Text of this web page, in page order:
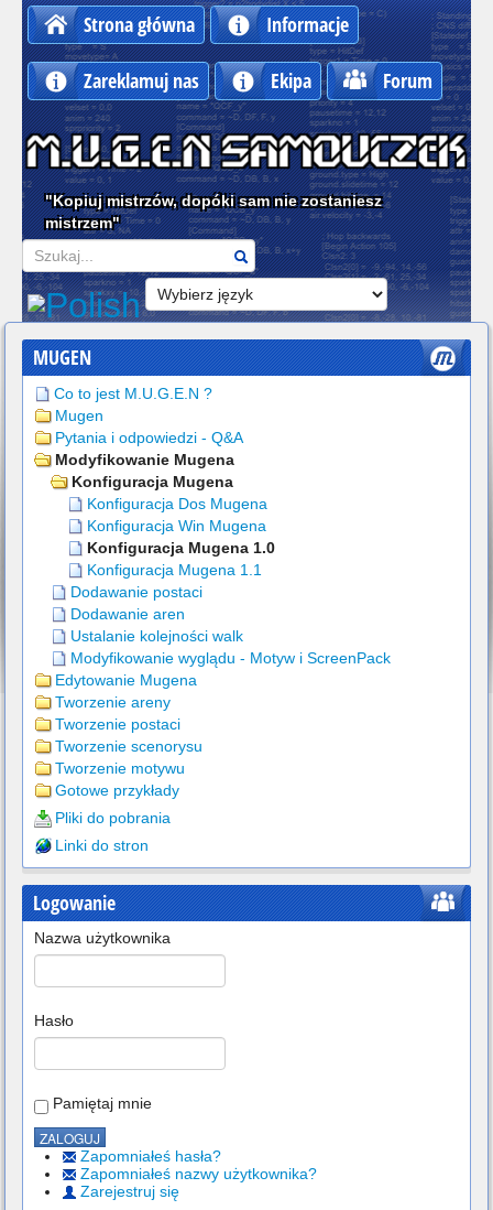
Strona główna Informacje
Zareklamuj nas Ekipa Forum
"Kopiuj mistrzów, dopóki sam nie zostaniesz
mistrzem"
Szukaj
MUGEN
Co to jest M.U.G.E.N ?
Mugen
Pytania i odpowiedzi - Q&A
Modyfikowanie Mugena
Konfiguracja Mugena
Konfiguracja Dos Mugena
Konfiguracja Win Mugena
Konfiguracja Mugena 1.0
Konfiguracja Mugena 1.1
Dodawanie postaci
Dodawanie aren
Ustalanie kolejności walk
Modyfikowanie wyglądu - Motyw i ScreenPack
Edytowanie Mugena
Tworzenie areny
Tworzenie postaci
Tworzenie scenorysu
Tworzenie motywu
Gotowe przykłady
Pliki do pobrania
Linki do stron
Logowanie
Nazwa użytkownika
Hasło
Pamiętaj mnie
Zapomniałeś hasła?
Zapomniałeś nazwy użytkownika?
Zarejestruj się